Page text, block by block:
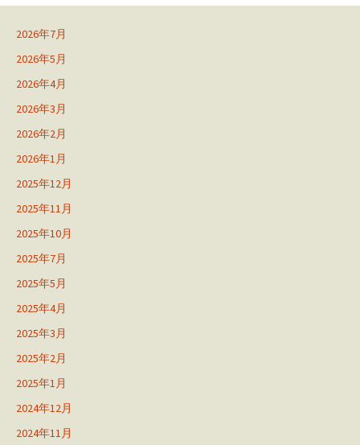
2026年7月
2026年5月
2026年4月
2026年3月
2026年2月
2026年1月
2025年12月
2025年11月
2025年10月
2025年7月
2025年5月
2025年4月
2025年3月
2025年2月
2025年1月
2024年12月
2024年11月